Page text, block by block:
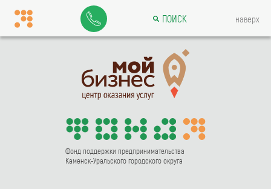
Фонд поддержки предпринимательства
Каменск-Уральского городского округа
ПОИСК наверх